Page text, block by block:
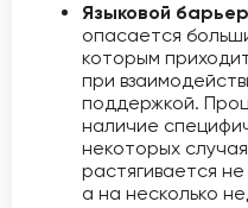
Языковой барьер
опасается
которым
при
поддержкой.
наличие
некоторых
растягивается
а на несколько